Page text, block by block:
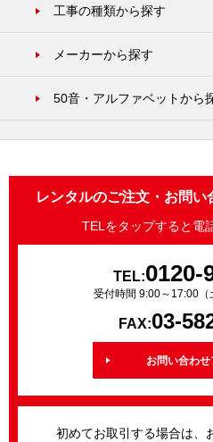
工事の種類から探す
メーカーから探す
50音・アルファベットから
レンタルのご注文・お問
TELをタップすると電
TEL:0120-
受付時間 9:00～17:00（
FAX:03-
お問い合わ
初めてお取引する場合は、